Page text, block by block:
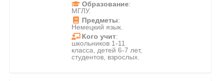
Образование:
МГЛУ.
Предметы:
Немецкий язык.
Кого учит:
школьников 1-11
класса, детей 6-7 лет,
студентов, взрослых.